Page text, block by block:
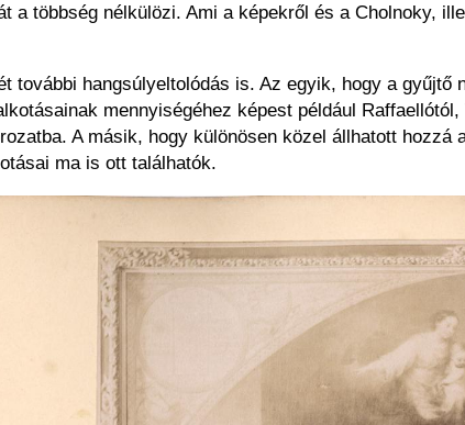
a többség nélkülözi. Ami a képekről és a Cholnoky,
további hangsúlyeltolódás is. Az egyik, hogy a
mennyiségéhez képest például
A másik, hogy különösen közel állhatott
ma is ott találhatók.